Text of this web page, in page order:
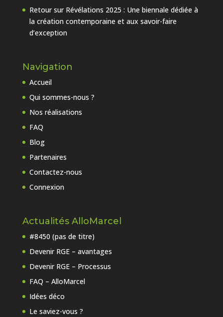
Retour sur Révélations 2025 : Une biennale dédiée à
la création contemporaine et aux savoir-faire
d’exception
Navigation
Accueil
Qui sommes-nous ?
Nos réalisations
FAQ
Blog
Partenaires
Contactez-nous
Connexion
Actualités AlloMarcel
#8450 (pas de titre)
Devenir RGE – avantages
Devenir RGE – Processus
FAQ – AlloMarcel
Idées déco
Le saviez-vous ?